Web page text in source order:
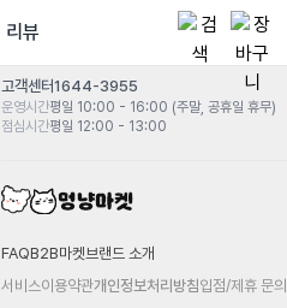
리뷰
고객센터1644-3955
운영시간평일 10:00 - 16:00 (주말, 공휴일 휴무)
점심시간평일 12:00 - 13:00
FAQB2B마켓 브랜드 소개
서비스이용약관개인정보처리방침입점/제휴 문의